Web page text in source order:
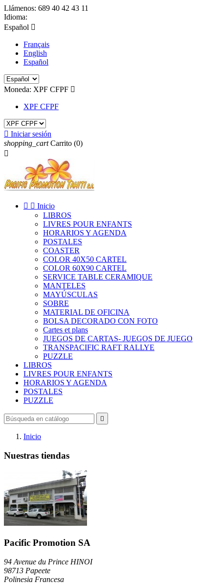
Llámenos: 689 40 42 43 11
Idioma:
Español 
Français
English
Español
Moneda: XPF CFPF 
XPF CFPF
 Iniciar sesión
shopping_cart Carrito (0)

  Inicio
LIBROS
LIVRES POUR ENFANTS
HORARIOS Y AGENDA
POSTALES
COASTER
COLOR 40X50 CARTEL
COLOR 60X90 CARTEL
SERVICE TABLE CERAMIQUE
MANTELES
MAYÚSCULAS
SOBRE
MATERIAL DE OFICINA
BOLSA DECORADO CON FOTO
Cartes et plans
JUEGOS DE CARTAS- JUEGOS DE JUEGO
TRANSPACIFIC RAFT RALLYE
PUZZLE
LIBROS
LIVRES POUR ENFANTS
HORARIOS Y AGENDA
POSTALES
PUZZLE

Inicio
Nuestras tiendas
Pacific Promotion SA
94 Avenue du Prince HINOI
98713 Papeete
Polinesia Francesa